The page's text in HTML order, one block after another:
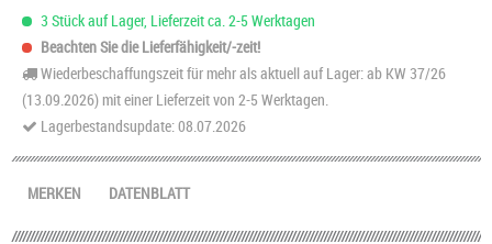
3 Stück auf Lager, Lieferzeit ca. 2-5 Werktagen
Beachten Sie die Lieferfähigkeit/-zeit!
Wiederbeschaffungszeit für mehr als aktuell auf Lager: ab KW 37/26
(13.09.2026) mit einer Lieferzeit von 2-5 Werktagen.
Lagerbestandsupdate: 08.07.2026
DATENBLATT
MERKEN